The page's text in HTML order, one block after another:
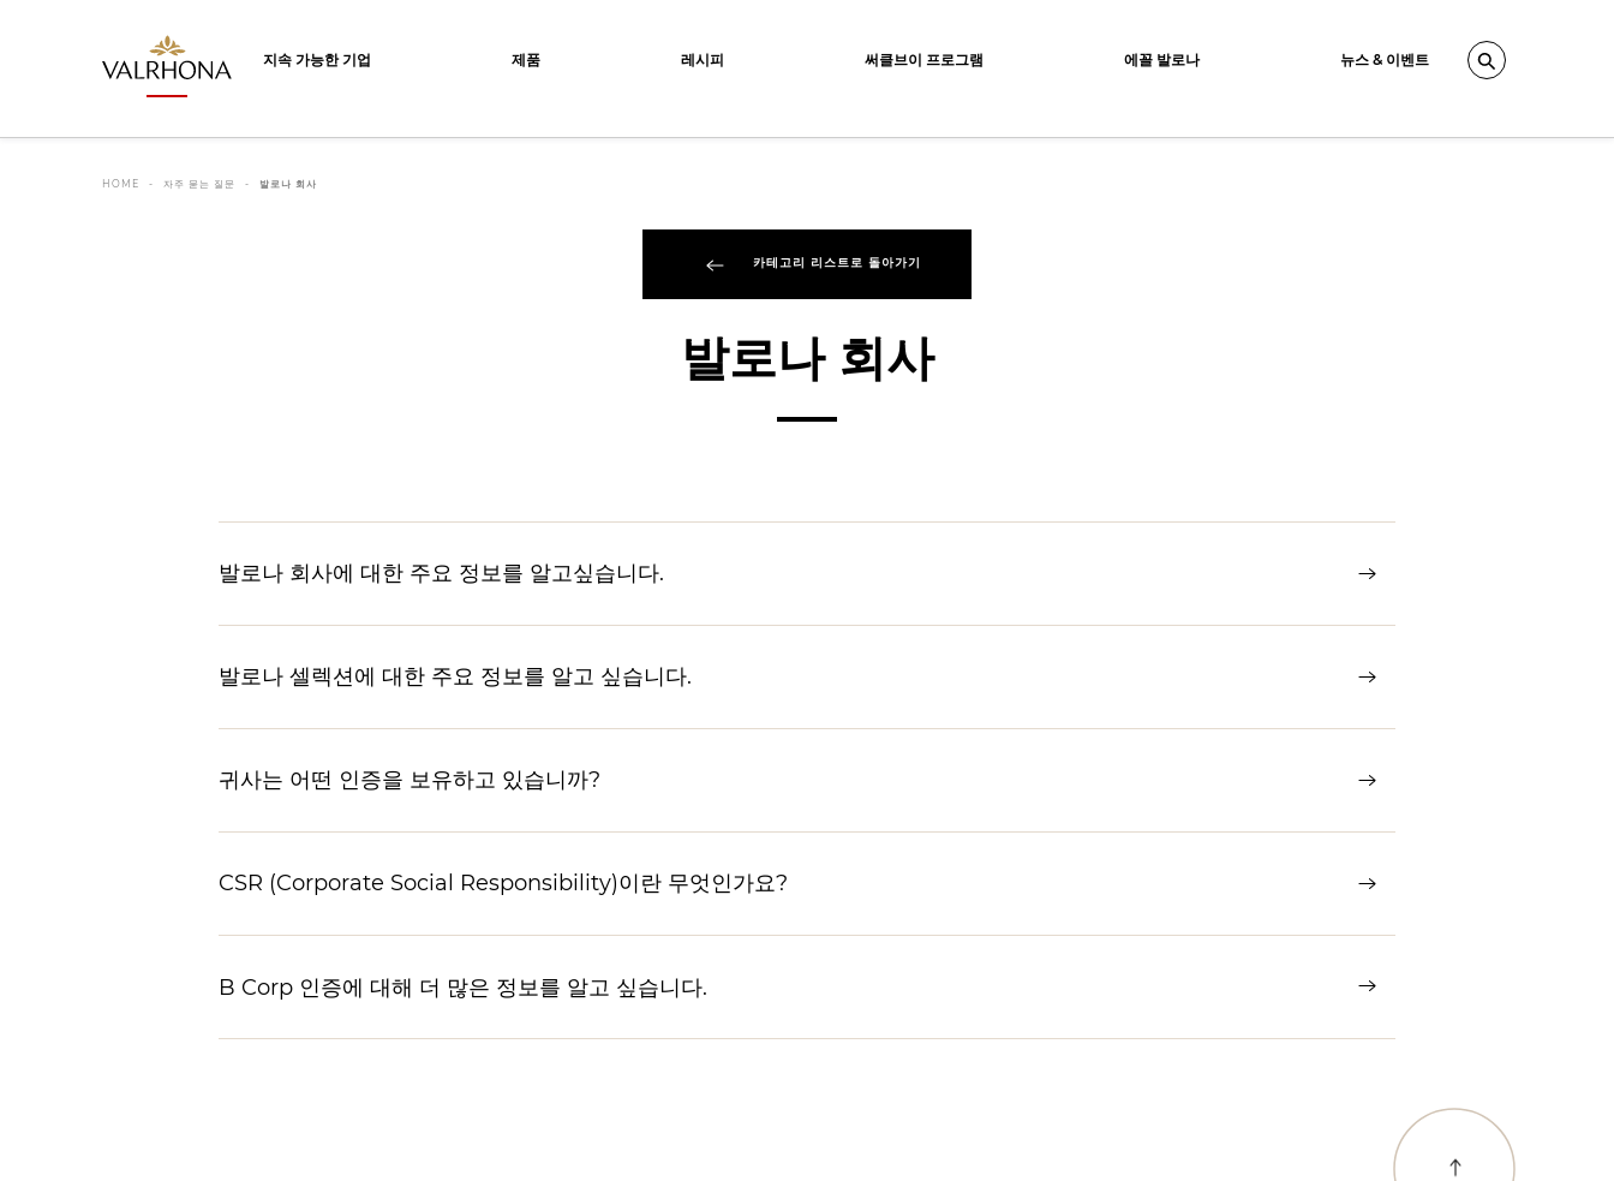
Valrhona - Imaginons le meilleur du chocolat
Search
지속 가능한 기업 제품 레시피 써클브이 프로그램 에꼴 발로나 뉴스 & 이벤트
HOME 자주 묻는 질문 발로나 회사
카테고리 리스트로 돌아가기
발로나 회사
발로나 회사에 대한 주요 정보를 알고싶습니다.
발로나 셀렉션에 대한 주요 정보를 알고 싶습니다.
귀사는 어떤 인증을 보유하고 있습니까?
CSR (Corporate Social Responsibility)이란 무엇인가요?
B Corp 인증에 대해 더 많은 정보를 알고 싶습니다.